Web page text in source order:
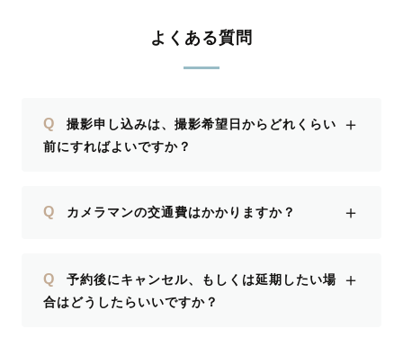
よくある質問
Q
撮影申し込みは、撮影希望日からどれくらい
前にすればよいですか？
＋
Q カメラマンの交通費はかかりますか？ ＋
Q
予約後にキャンセル、もしくは延期したい場
合はどうしたらいいですか？
＋